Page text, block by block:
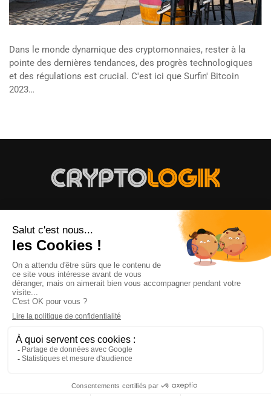
Dans le monde dynamique des cryptomonnaies, rester à la
pointe des dernières tendances, des progrès technologiques
et des régulations est crucial. C'est ici que Surfin' Bitcoin
2023…
Mentions légales|Politique de confidentialité|Politique des
©2026Cryptologik. Tous droits réservés. Designed by
Retour en haut